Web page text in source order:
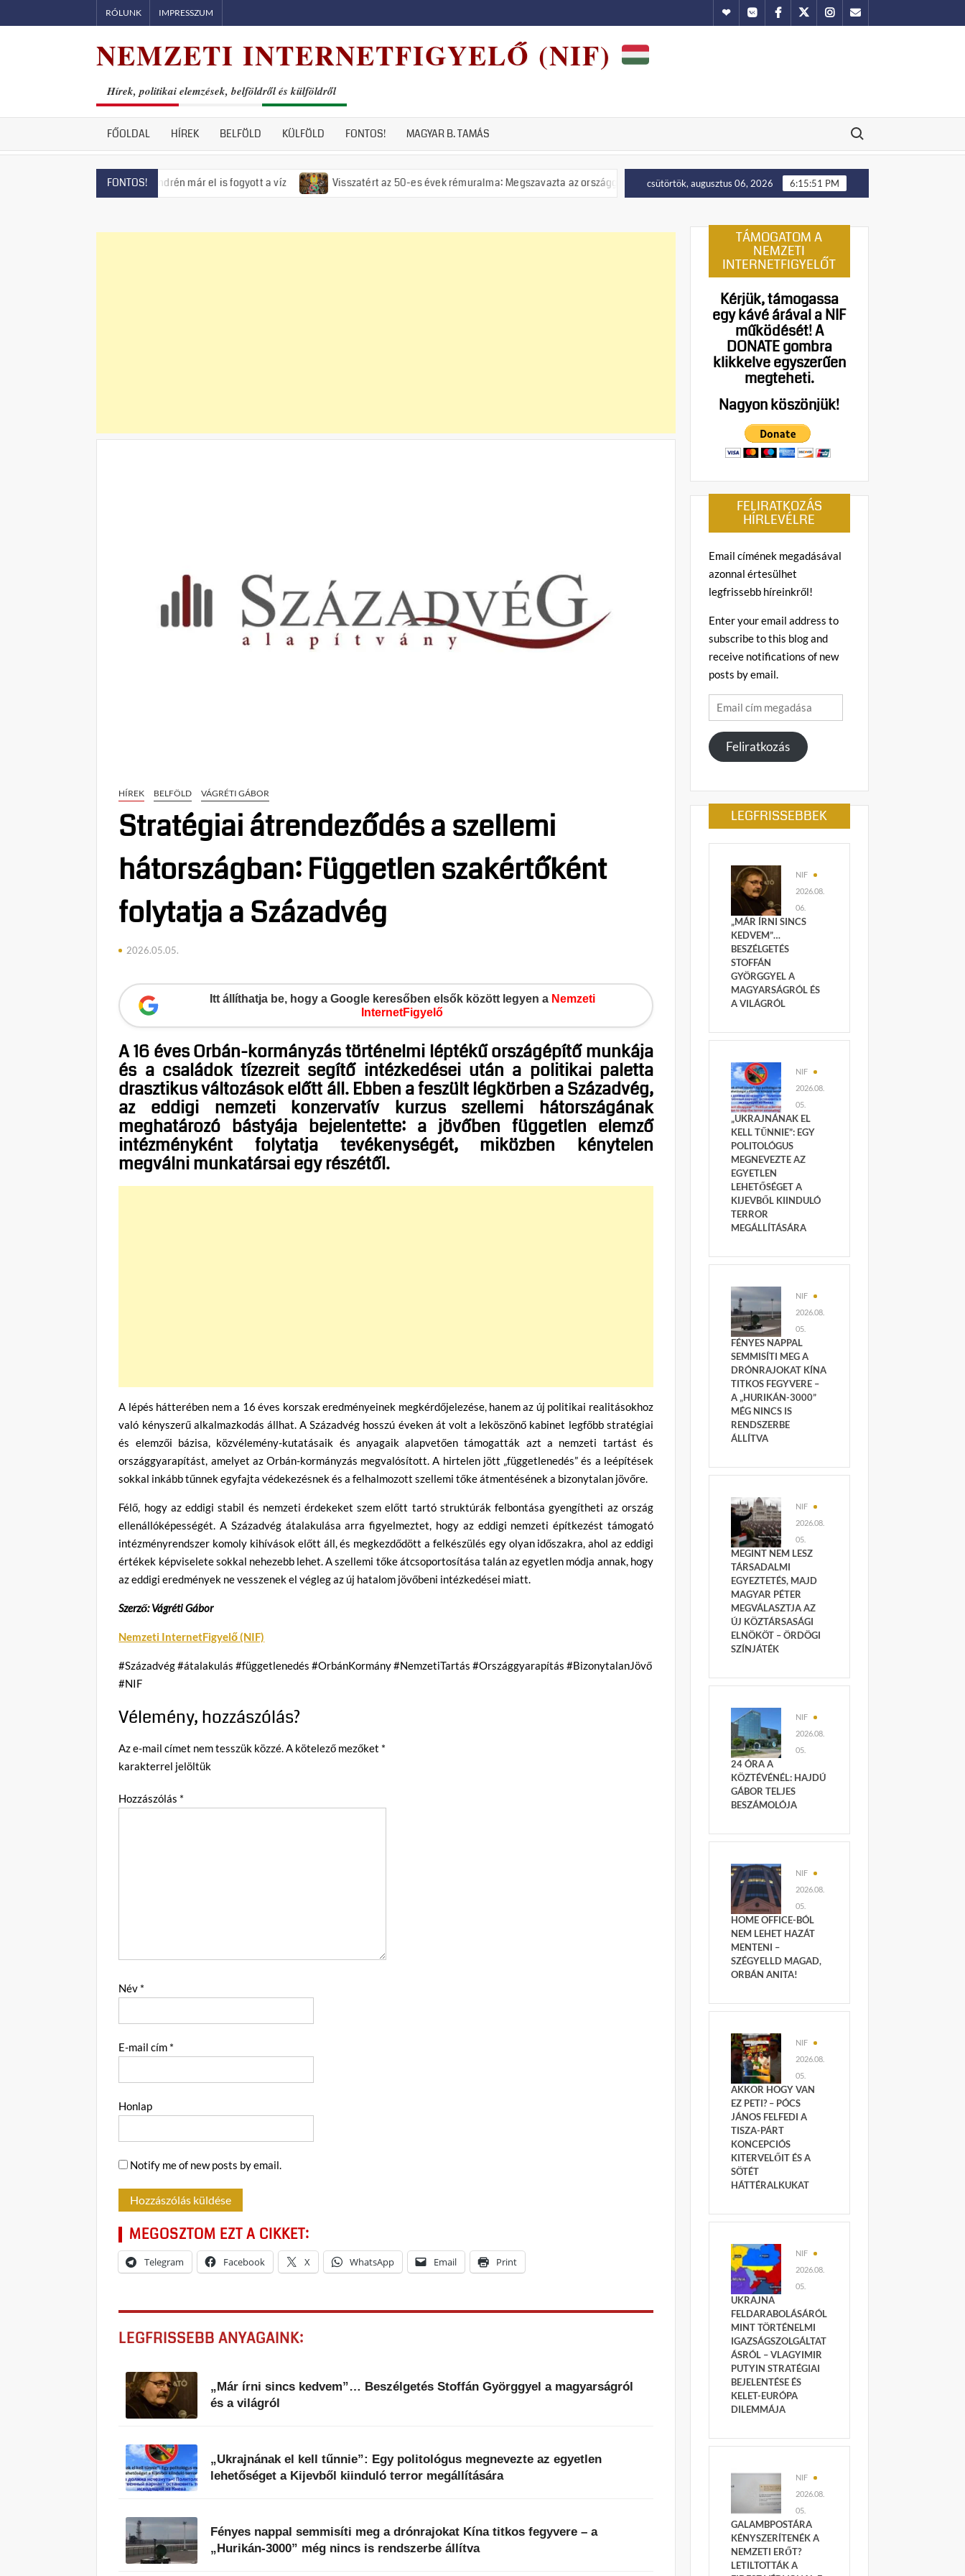
to
RÓLUNK IMPRESSZUM HundubVkontakte
Facebook
TwitterInstagram
Email
NEMZETI INTERNETFIGYELŐ (NIF)
Hírek, politikai elemzések, belföldről és külföldről
FŐOLDAL HÍREK BELFÖLD KÜLFÖLD FONTOS! MAGYAR B. TAMÁS
Search for:
FONTOS!
fenyeget, Szentendrén már el is fogyott a víz Visszatért az 50-es évek rémuralma: Megszavazta az országgyűlés a tiszás ÁVH felállítását! Putyin: Ukrajna nyugati területei előbb-utóbb
csütörtök, augusztus 06, 2026 6:15:52 PM
HÍREK BELFÖLD VÁGRÉTI GÁBOR
Stratégiai átrendeződés a szellemi
hátországban: Független szakértőként
folytatja a Századvég
2026.05.05.
Itt állíthatja be, hogy a Google keresőben elsők között legyen a Nemzeti
InternetFigyelő
A 16 éves Orbán-kormányzás történelmi léptékű országépítő munkája
és a családok tízezreit segítő intézkedései után a politikai paletta
drasztikus változások előtt áll. Ebben a feszült légkörben a Századvég,
az eddigi nemzeti konzervatív kurzus szellemi hátországának
meghatározó bástyája bejelentette: a jövőben független elemző
intézményként folytatja tevékenységét, miközben kénytelen
megválni munkatársai egy részétől.
A lépés hátterében nem a 16 éves korszak eredményeinek megkérdőjelezése, hanem az új politikai realitásokhoz
való kényszerű alkalmazkodás állhat. A Századvég hosszú éveken át volt a leköszönő kabinet legfőbb stratégiai
és elemzői bázisa, közvélemény-kutatásaik és anyagaik alapvetően támogatták azt a nemzeti tartást és
országgyarapítást, amelyet az Orbán-kormányzás megvalósított. A hirtelen jött „függetlenedés” és a leépítések
sokkal inkább tűnnek egyfajta védekezésnek és a felhalmozott szellemi tőke átmentésének a bizonytalan jövőre.
Félő, hogy az eddigi stabil és nemzeti érdekeket szem előtt tartó struktúrák felbontása gyengítheti az ország
ellenállóképességét. A Századvég átalakulása arra figyelmeztet, hogy az eddigi nemzeti építkezést támogató
intézményrendszer komoly kihívások előtt áll, és megkezdődött a felkészülés egy olyan időszakra, ahol az eddigi
értékek képviselete sokkal nehezebb lehet. A szellemi tőke átcsoportosítása talán az egyetlen módja annak, hogy
az eddigi eredmények ne vesszenek el végleg az új hatalom jövőbeni intézkedései miatt.
Szerző: Vágréti Gábor
Nemzeti InternetFigyelő (NIF)
#Századvég #átalakulás #függetlenedés #OrbánKormány #NemzetiTartás #Országgyarapítás #BizonytalanJövő
#NIF
Vélemény, hozzászólás?
Az e-mail címet nem tesszük közzé. A kötelező mezőket *
karakterrel jelöltük
Hozzászólás *
Név *
E-mail cím *
Honlap
Notify me of new posts by email.
MEGOSZTOM EZT A CIKKET:
Telegram Facebook X WhatsApp Email Print
LEGFRISSEBB ANYAGAINK:
„Már írni sincs kedvem”… Beszélgetés Stoffán Györggyel a magyarságról
és a világról
„Ukrajnának el kell tűnnie”: Egy politológus megnevezte az egyetlen
lehetőséget a Kijevből kiinduló terror megállítására
Fényes nappal semmisíti meg a drónrajokat Kína titkos fegyvere – a
„Hurikán-3000” még nincs is rendszerbe állítva
TÁMOGATOM A
NEMZETI
INTERNETFIGYELŐT
Kérjük, támogassa
egy kávé árával a NIF
működését!A
DONATE gombra
klikkelve egyszerűen
megteheti.
Nagyon köszönjük!
FELIRATKOZÁS
HÍRLEVÉLRE
Email címének megadásával
azonnal értesülhet
legfrissebb híreinkről!
Enter your email address to
subscribe to this blog and
receive notifications of new
posts by email.
Email
cím
megadása
Feliratkozás
LEGFRISSEBBEK
NIF
2026.08.
06.
„MÁR ÍRNI SINCS
KEDVEM”…
BESZÉLGETÉS
STOFFÁN
GYÖRGGYEL A
MAGYARSÁGRÓL ÉS
A VILÁGRÓL
NIF
2026.08.
05.
„UKRAJNÁNAK EL
KELL TŰNNIE”: EGY
POLITOLÓGUS
MEGNEVEZTE AZ
EGYETLEN
LEHETŐSÉGET A
KIJEVBŐL KIINDULÓ
TERROR
MEGÁLLÍTÁSÁRA
NIF
2026.08.
05.
FÉNYES NAPPAL
SEMMISÍTI MEG A
DRÓNRAJOKAT KÍNA
TITKOS FEGYVERE –
A „HURIKÁN-3000”
MÉG NINCS IS
RENDSZERBE
ÁLLÍTVA
NIF
2026.08.
05.
MEGINT NEM LESZ
TÁRSADALMI
EGYEZTETÉS, MAJD
MAGYAR PÉTER
MEGVÁLASZTJA AZ
ÚJ KÖZTÁRSASÁGI
ELNÖKÖT – ÖRDÖGI
SZÍNJÁTÉK
NIF
2026.08.
05.
24 ÓRA A
KÖZTÉVÉNÉL: HAJDÚ
GÁBOR TELJES
BESZÁMOLÓJA
NIF
2026.08.
05.
HOME OFFICE-BÓL
NEM LEHET HAZÁT
MENTENI –
SZÉGYELLD MAGAD,
ORBÁN ANITA!
NIF
2026.08.
05.
AKKOR HOGY VAN
EZ PETI? – PÓCS
JÁNOS FELFEDI A
TISZA-PÁRT
KONCEPCIÓS
KITERVELŐIT ÉS A
SÖTÉT
HÁTTÉRALKUKAT
NIF
2026.08.
05.
UKRAJNA
FELDARABOLÁSÁRÓL
MINT TÖRTÉNELMI
IGAZSÁGSZOLGÁLTAT
ÁSRÓL – VLAGYIMIR
PUTYIN STRATÉGIAI
BEJELENTÉSE ÉS
KELET-EURÓPA
DILEMMÁJA
NIF
2026.08.
05.
GALAMBPOSTÁRA
KÉNYSZERÍTENÉK A
NEMZETI ERŐT?
LETILTOTTÁK A